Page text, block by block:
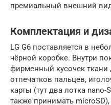
премиальный внешний
Комплектация и
LG G6 поставляется в
чёрной коробке. Внутри
фирменный кусочек ткани
отпечатков пальцев,
карты (тут два лотка
также принимать